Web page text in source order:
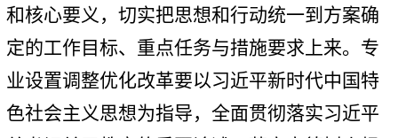
和核心要义，切实把思想和行动统一到方案确
定的工作目标、重点任务与措施要求上来。专
业设置调整优化改革要以习近平新时代中国特
色社会主义思想为指导，全面贯彻落实习近平